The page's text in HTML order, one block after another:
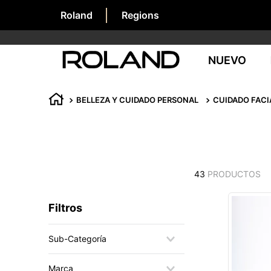
Roland
Regions
NUEVO
BELLEZA Y CUIDADO PERSONAL CUIDADO
43 PRODUCTOS
Filtros
Sub-Categoría
Marca